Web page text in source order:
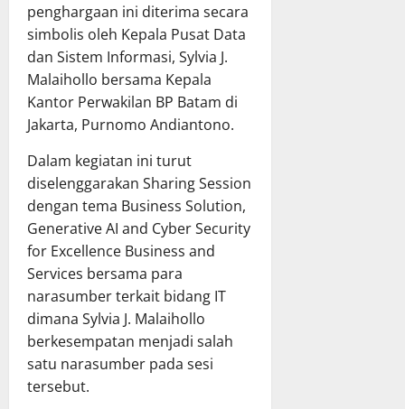
penghargaan ini diterima secara
simbolis oleh Kepala Pusat Data
dan Sistem Informasi, Sylvia J.
Malaihollo bersama Kepala
Kantor Perwakilan BP Batam di
Jakarta, Purnomo Andiantono.
Dalam kegiatan ini turut
diselenggarakan Sharing Session
dengan tema Business Solution,
Generative AI and Cyber Security
for Excellence Business and
Services bersama para
narasumber terkait bidang IT
dimana Sylvia J. Malaihollo
berkesempatan menjadi salah
satu narasumber pada sesi
tersebut.